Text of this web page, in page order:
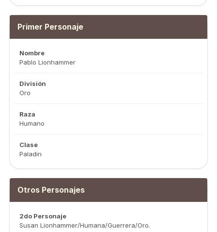
Primer Personaje
Nombre
Pablo Lionhammer
División
Oro
Raza
Humano
Clase
Paladin
Otros Personajes
2do Personaje
Susan Lionhammer/Humana/Guerrera/Oro.